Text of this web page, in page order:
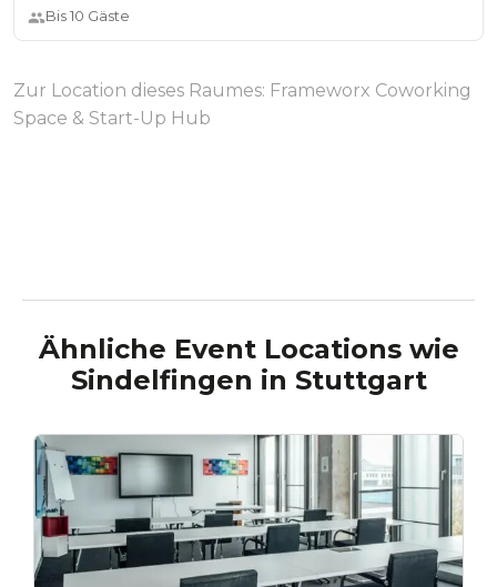
Bis10 Gäste
Zur Location dieses Raumes: Frameworx Coworking
Space & Start-Up Hub
Ähnliche Event Locations wie
Sindelfingen in Stuttgart